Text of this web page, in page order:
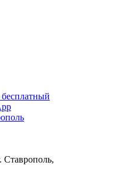
Ставрополь,